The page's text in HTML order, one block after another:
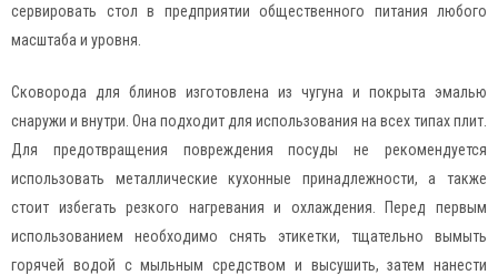
сервировать стол в предприятии общественного питания любого
масштаба и уровня.
Сковорода для блинов изготовлена из чугуна и покрыта эмалью
снаружи и внутри. Она подходит для использования на всех типах плит.
Для предотвращения повреждения посуды не рекомендуется
использовать металлические кухонные принадлежности, а также
стоит избегать резкого нагревания и охлаждения. Перед первым
использованием необходимо снять этикетки, тщательно вымыть
горячей водой с мыльным средством и высушить, затем нанести